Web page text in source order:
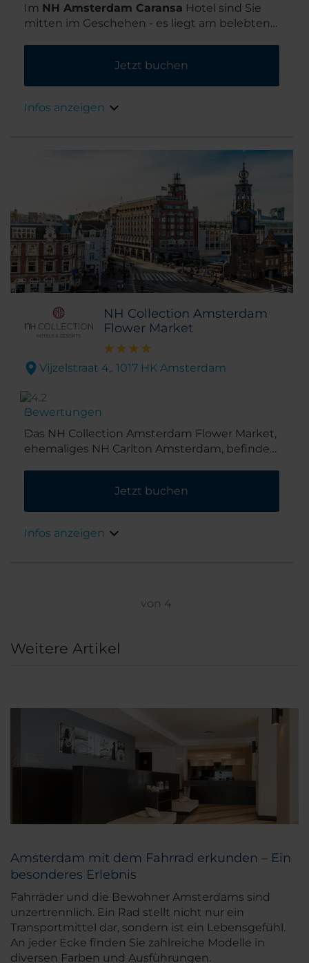
Im NH Amsterdam Caransa Hotel sind Sie
mitten im Geschehen - es liegt am belebten
und auch die berühmten
Sehenswürdigkeiten von Amsterdam sind
Mittag- und Abendessen können Sie ins De
Jetzt buchen
Infos anzeigen
NH Collection Amsterdam
Flower Market
Vijzelstraat 4,. 1017 HK Amsterdam
Bewertungen
Das NH Collection Amsterdam Flower Market,
ehemaliges NH Carlton Amsterdam, befindet
Blumenmarkt, sowie dem Munttoren. Auch
die wichtigsten Sehenswürdigkeiten der
angrenzenden Einkaufsviertel sind vom Hotel
Jetzt buchen
Infos anzeigen
von 4
Weitere Artikel
Amsterdam mit dem Fahrrad erkunden – Ein
besonderes Erlebnis
Fahrräder und die Bewohner Amsterdams sind
unzertrennlich. Ein Rad stellt nicht nur ein
Transportmittel dar, sondern ist ein Lebensgefühl.
An jeder Ecke finden Sie zahlreiche Modelle in
diversen Farben und Ausführungen.